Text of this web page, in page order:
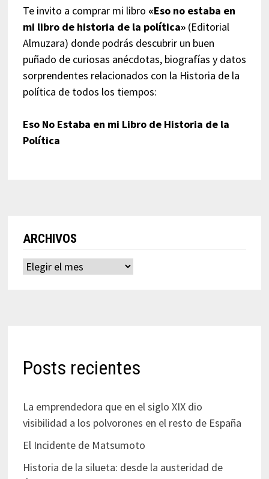
Te invito a comprar mi libro «Eso no estaba en
mi libro de historia de la política»(Editorial
Almuzara) donde podrás descubrir un buen
puñado de curiosas anécdotas, biografías y datos
sorprendentes relacionados con la Historia de la
política de todos los tiempos:
Eso No Estaba en mi Libro de Historia de la
Política
ARCHIVOS
Archivos
Posts recientes
La emprendedora que en el siglo XIX dio
visibilidad a los polvorones en el resto de España
El Incidente de Matsumoto
Historia de la silueta: desde la austeridad de